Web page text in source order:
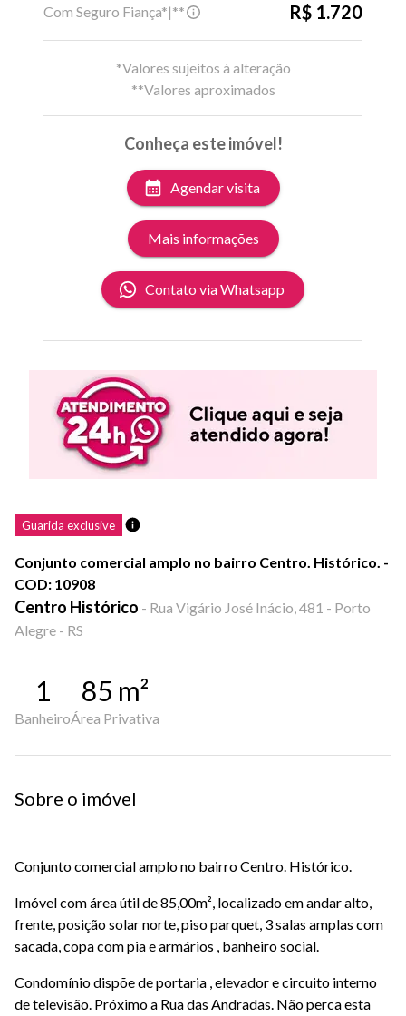
Com Seguro Fiança*|** R$ 1.720
*Valores sujeitos à alteração
**Valores aproximados
Conheça este imóvel!
Agendar visita
Mais informações
Contato via Whatsapp
Guarida exclusive
Conjunto comercial amplo no bairro Centro. Histórico. -
COD: 10908
Centro Histórico - Rua Vigário José Inácio, 481 - Porto
Alegre - RS
1
Banheiro
85 m²
Área Privativa
Sobre o imóvel
Conjunto comercial amplo no bairro Centro. Histórico.
Imóvel com área útil de 85,00m², localizado em andar alto,
frente, posição solar norte, piso parquet, 3 salas amplas com
sacada, copa com pia e armários , banheiro social.
Condomínio dispõe de portaria , elevador e circuito interno
de televisão. Próximo a Rua das Andradas. Não perca esta